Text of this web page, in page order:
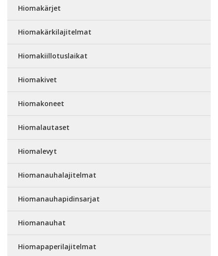
Hiomakärjet
Hiomakärkilajitelmat
Hiomakiillotuslaikat
Hiomakivet
Hiomakoneet
Hiomalautaset
Hiomalevyt
Hiomanauhalajitelmat
Hiomanauhapidinsarjat
Hiomanauhat
Hiomapaperilajitelmat